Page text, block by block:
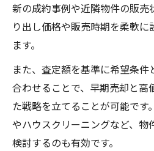
新の成約事例や近隣物件の販売
り出し価格や販売時期を柔軟
ます。
また、査定額を基準に希望条件
合わせることで、早期売却と高
た戦略を立てることが可能です
やハウスクリーニングなど、物
検討するのも有効です。